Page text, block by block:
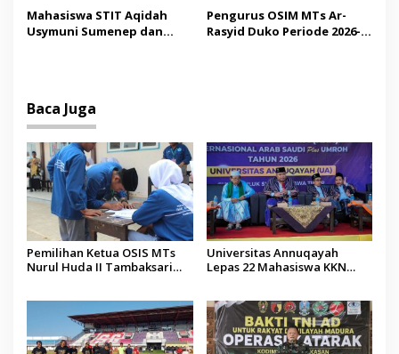
Operator Diaudit
Pendidikan Berbasis
Budaya
Mahasiswa STIT Aqidah
Usymuni Sumenep dan
Pengurus OSIM MTs Ar-
Rasyid Duko Periode 2026-
Baca Juga
Pemilihan Ketua OSIS MTs
Nurul Huda II Tambaksari
Universitas Annuqayah
Lepas 22 Mahasiswa KKN